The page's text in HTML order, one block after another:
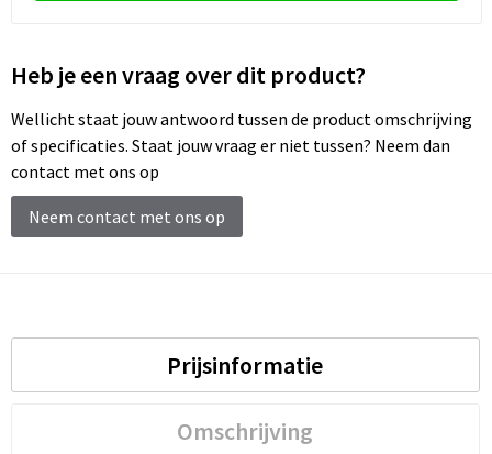
Sporttassen
Strandtassen
Tablettassen
Waterbestendige tassen
Heb je een vraag over dit product?
Wellicht staat jouw antwoord tussen de product omschrijving
of specificaties. Staat jouw vraag er niet tussen? Neem dan
contact met ons op
Neem contact met ons op
Prijsinformatie
Omschrijving